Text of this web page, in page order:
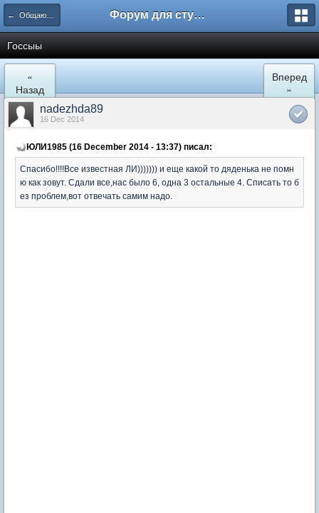
← Общаются юристы Форум для студента СГА
Госсыы
«
Назад
Вперед
»
nadezhda89
16 Dec 2014
ЮЛИ1985 (16 December 2014 - 13:37) писал:
Спасибо!!!!Все известная ЛИ))))))) и еще какой то дяденька не помн
ю как зовут. Сдали все,нас было 6, одна 3 остальные 4. Списать то б
ез проблем,вот отвечать самим надо.